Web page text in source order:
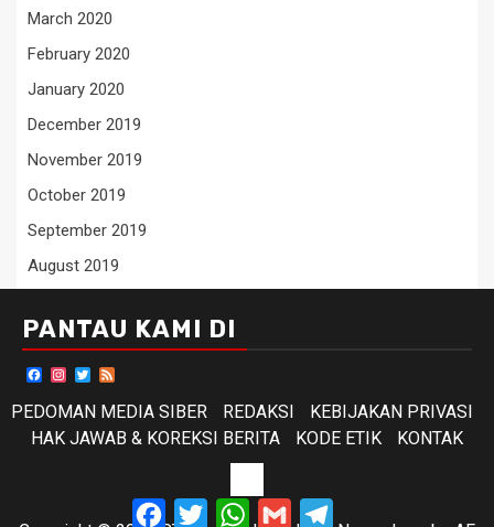
March 2020
February 2020
January 2020
December 2019
November 2019
October 2019
September 2019
August 2019
PANTAU KAMI DI
Facebook
Instagram
Twitter
PEDOMAN MEDIA SIBER
REDAKSI
KEBIJAKAN PRIVASI
HAK JAWAB & KOREKSI BERITA
KODE ETIK KONTAK
ETIK
Facebook
TwitterWhatsApp
Gmail